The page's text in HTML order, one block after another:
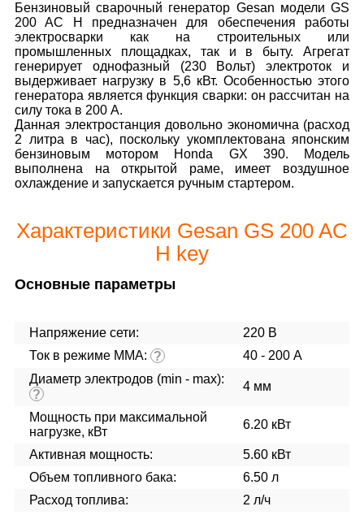
Бензиновый сварочный генератор Gesan модели GS
200 AC H предназначен для обеспечения работы
электросварки как на строительных или
промышленных площадках, так и в быту. Агрегат
генерирует однофазный (230 Вольт) электроток и
выдерживает нагрузку в 5,6 кВт. Особенностью этого
генератора является функция сварки: он рассчитан на
силу тока в 200 А.
Данная электростанция довольно экономична (расход
2 литра в час), поскольку укомплектована японским
бензиновым мотором Honda GX 390. Модель
выполнена на открытой раме, имеет воздушное
охлаждение и запускается ручным стартером.
Характеристики Gesan GS 200 AC
H key
Основные параметры
Напряжение сети:
220 В
Ток в режиме ММА: ?
40 - 200 А
Диаметр электродов (min - max):
?
4 мм
Мощность при максимальной
нагрузке, кВт
6.20 кВт
Активная мощность:
5.60 кВт
Объем топливного бака:
6.50 л
Расход топлива:
2 л/ч